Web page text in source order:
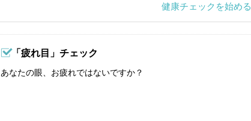
健康チェックを始める
「疲れ目」チェック
あなたの眼、お疲れではないですか？